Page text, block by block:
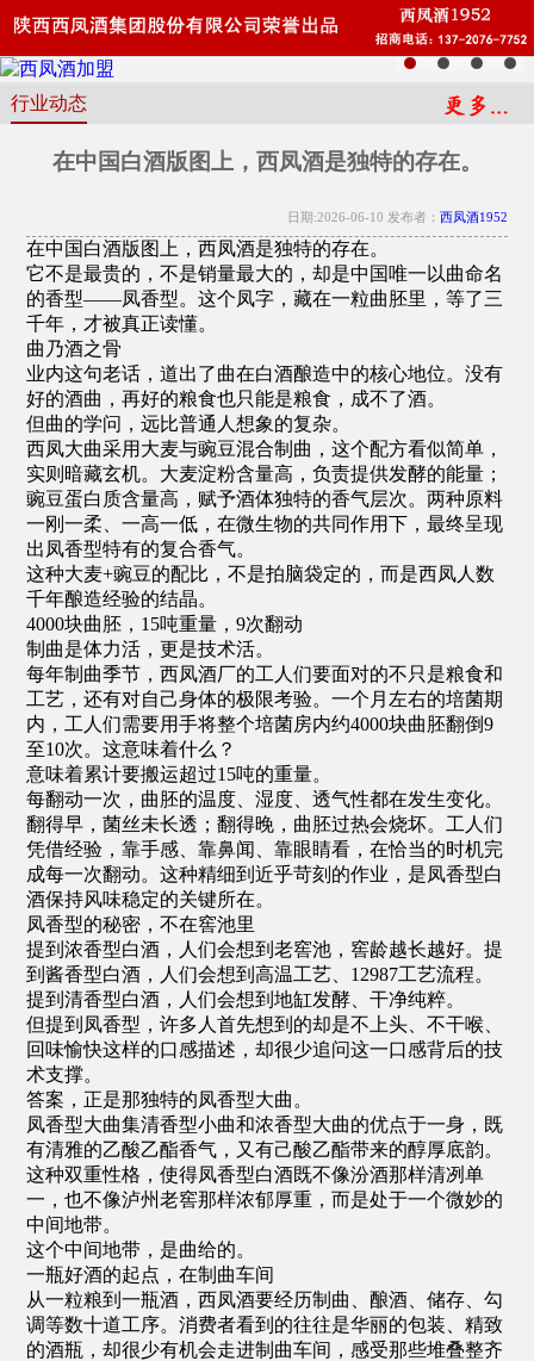
行业动态
在中国白酒版图上，西凤酒是独特的存在。
日期:2026-06-10 发布者： 西凤酒1952
在中国白酒版图上，西凤酒是独特的存在。
它不是最贵的，不是销量最大的，却是中国唯一以曲命名
的香型——凤香型。这个凤字，藏在一粒曲胚里，等了三
千年，才被真正读懂。
曲乃酒之骨
业内这句老话，道出了曲在白酒酿造中的核心地位。没有
好的酒曲，再好的粮食也只能是粮食，成不了酒。
但曲的学问，远比普通人想象的复杂。
西凤大曲采用大麦与豌豆混合制曲，这个配方看似简单，
实则暗藏玄机。大麦淀粉含量高，负责提供发酵的能量；
豌豆蛋白质含量高，赋予酒体独特的香气层次。两种原料
一刚一柔、一高一低，在微生物的共同作用下，最终呈现
出凤香型特有的复合香气。
这种大麦+豌豆的配比，不是拍脑袋定的，而是西凤人数
千年酿造经验的结晶。
4000块曲胚，15吨重量，9次翻动
制曲是体力活，更是技术活。
每年制曲季节，西凤酒厂的工人们要面对的不只是粮食和
工艺，还有对自己身体的极限考验。一个月左右的培菌期
内，工人们需要用手将整个培菌房内约4000块曲胚翻倒9
至10次。这意味着什么？
意味着累计要搬运超过15吨的重量。
每翻动一次，曲胚的温度、湿度、透气性都在发生变化。
翻得早，菌丝未长透；翻得晚，曲胚过热会烧坏。工人们
凭借经验，靠手感、靠鼻闻、靠眼睛看，在恰当的时机完
成每一次翻动。这种精细到近乎苛刻的作业，是凤香型白
酒保持风味稳定的关键所在。
凤香型的秘密，不在窖池里
提到浓香型白酒，人们会想到老窖池，窖龄越长越好。提
到酱香型白酒，人们会想到高温工艺、12987工艺流程。
提到清香型白酒，人们会想到地缸发酵、干净纯粹。
但提到凤香型，许多人首先想到的却是不上头、不干喉、
回味愉快这样的口感描述，却很少追问这一口感背后的技
术支撑。
答案，正是那独特的凤香型大曲。
凤香型大曲集清香型小曲和浓香型大曲的优点于一身，既
有清雅的乙酸乙酯香气，又有己酸乙酯带来的醇厚底韵。
这种双重性格，使得凤香型白酒既不像汾酒那样清冽单
一，也不像泸州老窖那样浓郁厚重，而是处于一个微妙的
中间地带。
这个中间地带，是曲给的。
一瓶好酒的起点，在制曲车间
从一粒粮到一瓶酒，西凤酒要经历制曲、酿酒、储存、勾
调等数十道工序。消费者看到的往往是华丽的包装、精致
的酒瓶，却很少有机会走进制曲车间，感受那些堆叠整齐